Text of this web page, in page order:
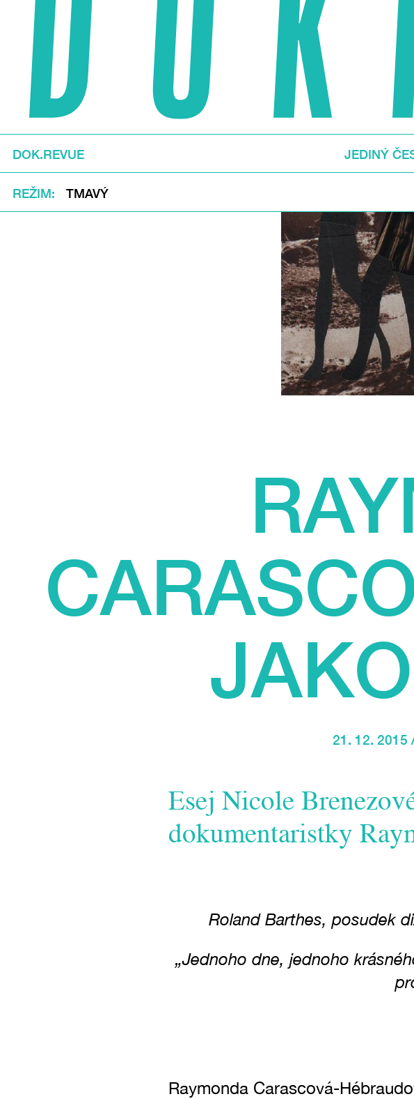
DOK.REVUE JEDINÝ
REŽIM TMAVÝ
21. 12. 2015
Esej Nicole
dokumentaristky
Roland Barthes, posudek
„Jednoho dne, jednoho
Raymonda Carascová-